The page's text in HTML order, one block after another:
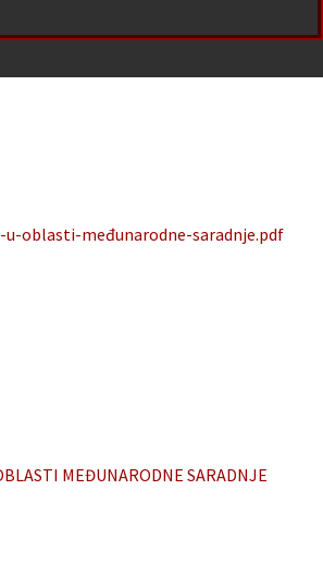
oblasti-međunarodne-saradnje.pdf
MEĐUNARODNE SARADNJE